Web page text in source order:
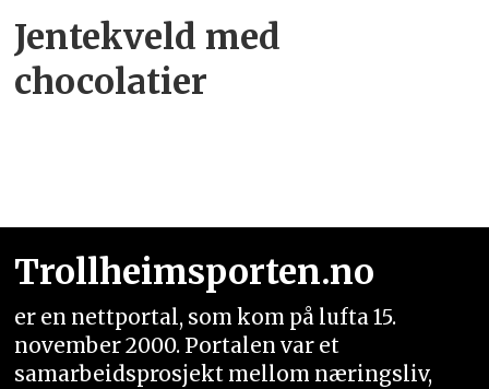
Jentekveld med
chocolatier
Trollheimsporten.no
er en nettportal, som kom på lufta 15.
november 2000. Portalen var et
samarbeidsprosjekt mellom næringsliv,